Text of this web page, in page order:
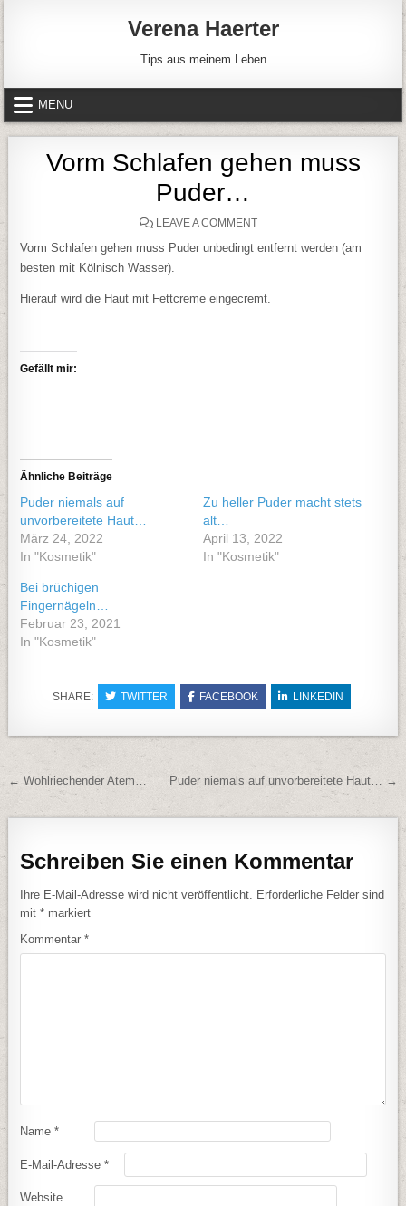
Verena Haerter
Tips aus meinem Leben
MENU
Vorm Schlafen gehen muss
Puder…
LEAVE A COMMENTON VORM SCHLAFEN
Vorm Schlafen gehen muss Puder unbedingt entfernt werden (am
besten mit Kölnisch Wasser).
Hierauf wird die Haut mit Fettcreme eingecremt.
Gefällt mir:
Ähnliche Beiträge
Puder niemals auf
unvorbereitete Haut…
März 24, 2022
In "Kosmetik"
Zu heller Puder macht stets
alt…
April 13, 2022
In "Kosmetik"
Bei brüchigen
Fingernägeln…
Februar 23, 2021
In "Kosmetik"
SHARE: TWITTER FACEBOOK LINKEDIN
BeitragsnavigationPuder niemals auf unvorbereitete Haut… →
← Wohlriechender Atem…
Schreiben Sie einen Kommentar
Ihre E-Mail-Adresse wird nicht veröffentlicht.
Erforderliche Felder sind
mit* markiert
Kommentar*
Name*
E-Mail-Adresse*
Website